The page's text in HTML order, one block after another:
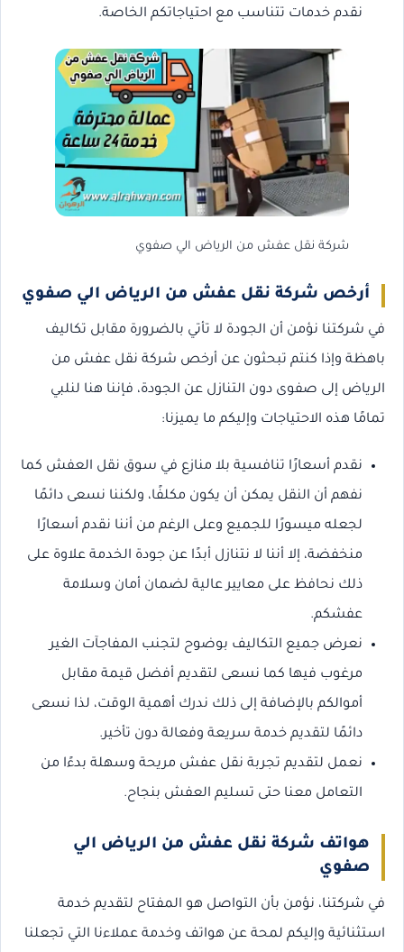
نقدم خدمات تتناسب مع احتياجاتكم الخاصة.
شركة نقل عفش من الرياض الي صفوي
أرخص شركة نقل عفش من الرياض الي صفوي
في شركتنا نؤمن أن الجودة لا تأتي بالضرورة مقابل تكاليف
باهظة وإذا كنتم تبحثون عن أرخص شركة نقل عفش من
الرياض إلى صفوى دون التنازل عن الجودة، فإننا هنا لنلبي
تمامًا هذه الاحتياجات وإليكم ما يميزنا:
نقدم أسعارًا تنافسية بلا منازع في سوق نقل العفش كما
نفهم أن النقل يمكن أن يكون مكلفًا، ولكننا نسعى دائمًا
لجعله ميسورًا للجميع وعلى الرغم من أننا نقدم أسعارًا
منخفضة، إلا أننا لا نتنازل أبدًا عن جودة الخدمة علاوة على
ذلك نحافظ على معايير عالية لضمان أمان وسلامة
عفشكم.
نعرض جميع التكاليف بوضوح لتجنب المفاجآت الغير
مرغوب فيها كما نسعى لتقديم أفضل قيمة مقابل
أموالكم بالإضافة إلى ذلك ندرك أهمية الوقت، لذا نسعى
دائمًا لتقديم خدمة سريعة وفعالة دون تأخير.
نعمل لتقديم تجربة نقل عفش مريحة وسهلة بدءًا من
التعامل معنا حتى تسليم العفش بنجاح.
هواتف شركة نقل عفش من الرياض الي
صفوي
في شركتنا، نؤمن بأن التواصل هو المفتاح لتقديم خدمة
استثنائية وإليكم لمحة عن هواتف وخدمة عملاءنا التي تجعلنا